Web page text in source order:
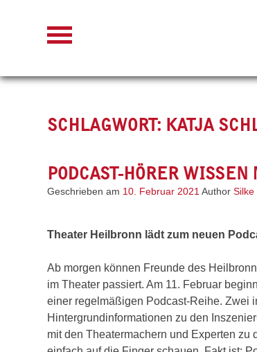
SCHLAGWORT: KATJA
PODCAST-HÖRER WISSEN
Geschrieben am 10. Februar 2021 Author Silke
Theater Heilbronn lädt zum neuen
Ab morgen können Freunde des
im Theater passiert. Am 11. Februar
einer regelmäßigen Podcast-Reihe. Zwei
Hintergrundinformationen zu den
mit den Theatermachern und Experten